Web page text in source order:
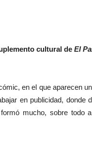
cultural de El
en el que aparecen
en publicidad,
mucho, sobre